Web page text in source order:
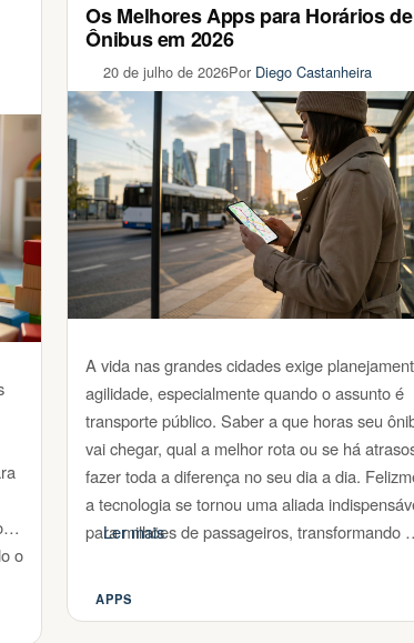
o
Os Melhores Apps para Horários de
Ônibus em 2026
20 de julho de 2026Por Diego Castanheira
A vida nas grandes cidades exige
agilidade, especialmente quando o assunto é
transporte público. Saber a que horas seu
vai chegar, qual a melhor rota ou se há
fazer toda a diferença no seu dia a dia.
a tecnologia se tornou uma aliada
para milhões de passageiros, transformando
Ler mais
Categorias
APPS